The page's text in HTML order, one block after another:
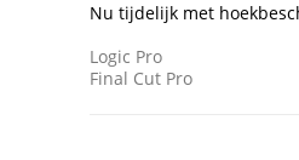
Nu tijdelijk met
Logic Pro
Final Cut Pro